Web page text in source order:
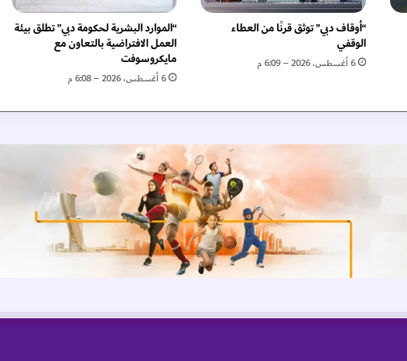
ل
م
ر
أ
ة
ل
م
ا
ر
ا
ت
ي
ة
"
“أوقاف دبي” توثق قرنًا من العطاء
الوقفي
6 أغسطس، 2026 – 6:09 م
“الموارد البشرية لحكومة دبي” تطلق بيئة
العمل الافتراضية بالتعاون مع
مايكروسوفت
6 أغسطس، 2026 – 6:08 م